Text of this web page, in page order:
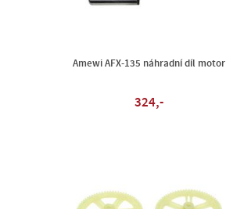
Amewi AFX-135 náhradní díl motor
324,-